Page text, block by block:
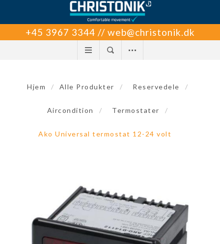
+45 3967 3344 // web@christonik.dk
Hjem / Alle Produkter / Reservedele /
Aircondition / Termostater /
Ako Universal termostat 12-24 volt